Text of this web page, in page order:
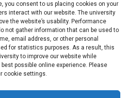
you consent to us placing cookies on your
interact with our website. The university
the website’s usability. Performance
not gather information that can be used to
email address, or other personal
for statistics purposes. As a result, this
to improve our website while
possible online experience. Please
cookie settings.